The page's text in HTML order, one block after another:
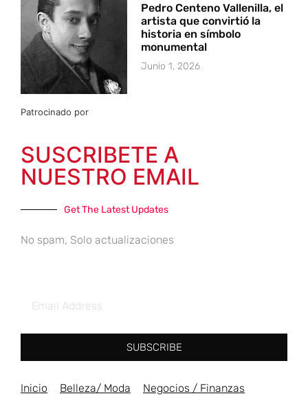
Pedro Centeno Vallenilla, el
artista que convirtió la
historia en símbolo
monumental
Junio 1, 2026
Patrocinado por
SUSCRIBETE A
NUESTRO EMAIL
Get The Latest Updates
No spam, Solo actualizaciones
SUBSCRIBE
Inicio Belleza/ Moda Negocios / Finanzas